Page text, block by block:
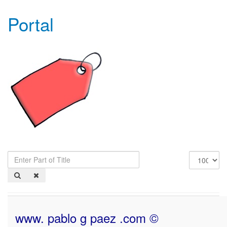
Portal
Enter
Part
of
Display
www. pablo g paez .com ©